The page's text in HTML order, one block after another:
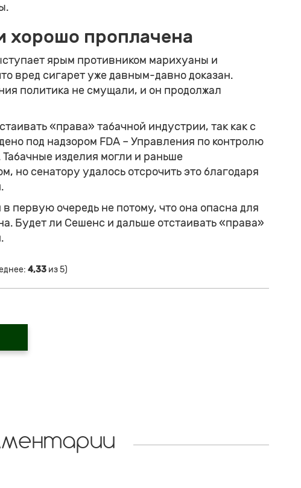
хорошо проплачена
ярым противником марихуаны и
вред сигарет уже давным-давно доказан.
политика не смущали, и он продолжал
«права» табачной индустрии, так как с
под надзором FDA – Управления по контролю
изделия могли и раньше
но сенатору удалось отсрочить это благодаря
первую очередь не потому, что она опасна для
Будет ли Сешенс и дальше отстаивать «права»
4,33 из 5)